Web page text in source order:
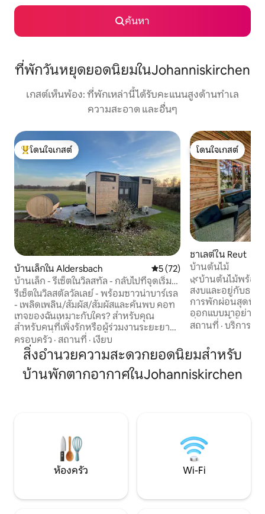
ค้นหา
ที่พักวันหยุดยอดนิยมในJohanniskirchen
เกสต์เห็นพ้อง: ที่พักเหล่านี้ได้รับคะแนนสูงด้านทำเล
ความสะอาด และอื่นๆ
โดนใจเกสต์ที่สุด
โดนใจเกสต์
บ้านเล็กใน Aldersbach คะแนนเฉลี่ย 5 จาก 5, 72 รีวิว
5 (72)
บ้านเล็ก - รีเซ็ตในวิลสทัล - กลับไปที่จุดเริ่ม
ต้น
รีเซ็ตในวิลสตัลวัลเลย์ - พร้อมซาวน่าบาร์เรล
- เพลิดเพลิน/สัมผัส/สัมผัสและค้นพบ คอท
เทจของฉันเหมาะกับใคร? สำหรับคุณ
สำหรับคนที่เพิ่งรักหรือผู้ร่วมงานระยะยาว
สำหรับผู้ที่ต้องการความสงบหรือคนรักการ
ผจญภัย เพื่อความอบอุ่นและกระฉับกระเฉง
สำหรับผู้เริ่มต้นและผู้เริ่มต้น สำหรับนักคิด
และนักคิด สำหรับคนมองโลกในแง่ร้ายและ
มองโลกในแง่ดี สำหรับ Sprudders และ
ครอบครัว · สถานที่ · เงียบ
โดนใจเกสต์
โดนใจเกสต์
ชาเลต์ใน Reut
บ้านต้นไม้
🌿บ้านต้นไม้พร้อม
สงบและอยู่กับธรรมชาติ🌿 เ
การพักผ่อนสุดพิเ
ออกแบบมาอย่างพิ
ที่พักแห่งนี้ตั้งอยู่ใน
เสียงรบกวนและค
ที่กว้างขวาง และใ
มองเห็นเทือกเขา
ทาง ที่นี่ คุณจะได้ยิ
สถานที่ ·บริการต้
สิ่งอำนวยความสะดวกยอดนิยมสำหรับ
บ้านพักตากอากาศในJohanniskirchen
ห้องครัว Wi-Fi